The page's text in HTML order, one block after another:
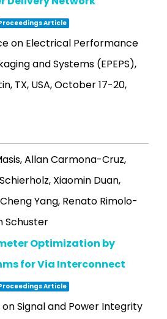
Article
on Electrical Performance
and Systems (EPEPS),
TX, USA, October 17-20,
Allan Carmona-Cruz,
Xiaomin Duan,
Yang, Renato Rimolo-
Schuster
Optimization by
for Via Interconnect
Article
on Signal and Power Integrity